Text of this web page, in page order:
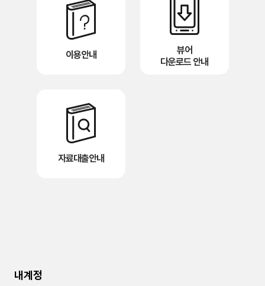
이용안내
뷰어
다운로드 안내
자료대출안내
내계정